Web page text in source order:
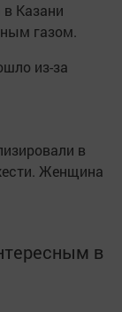
Казани
газом.
из-за
в
Женщина
в